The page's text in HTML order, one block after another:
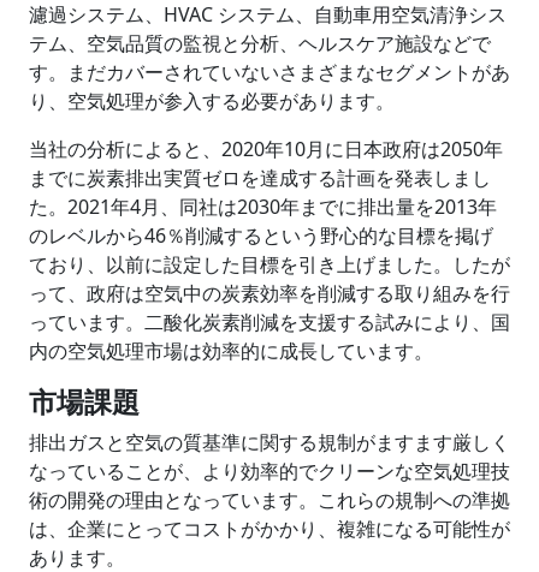
濾過システム、HVAC システム、自動車用空気清浄シス
テム、空気品質の監視と分析、ヘルスケア施設などで
す。まだカバーされていないさまざまなセグメントがあ
り、空気処理が参入する必要があります。
当社の分析によると、2020年10月に日本政府は2050年
までに炭素排出実質ゼロを達成する計画を発表しまし
た。2021年4月、同社は2030年までに排出量を2013年
のレベルから46％削減するという野心的な目標を掲げ
ており、以前に設定した目標を引き上げました。したが
って、政府は空気中の炭素効率を削減する取り組みを行
っています。二酸化炭素削減を支援する試みにより、国
内の空気処理市場は効率的に成長しています。
市場課題
排出ガスと空気の質基準に関する規制がますます厳しく
なっていることが、より効率的でクリーンな空気処理技
術の開発の理由となっています。これらの規制への準拠
は、企業にとってコストがかかり、複雑になる可能性が
あります。